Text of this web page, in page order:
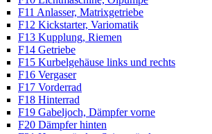
F11 Anlasser, Matrixgetriebe
F12 Kickstarter, Variomatik
F13 Kupplung, Riemen
F14 Getriebe
F15 Kurbelgehäuse links und rechts
F16 Vergaser
F17 Vorderrad
F18 Hinterrad
F19 Gabeljoch, Dämpfer vorne
F20 Dämpfer hinten